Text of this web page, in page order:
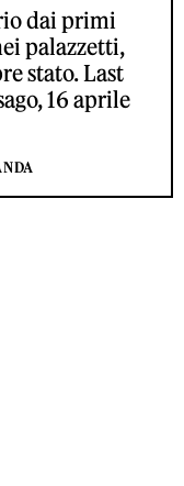
dai primi
palazzetti,
stato. Last
16 aprile